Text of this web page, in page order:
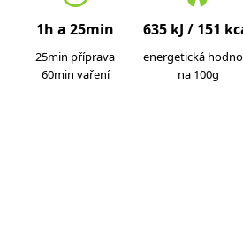
1h a 25min
25min příprava
60min vaření
635 kJ / 151
energetická
na 100g